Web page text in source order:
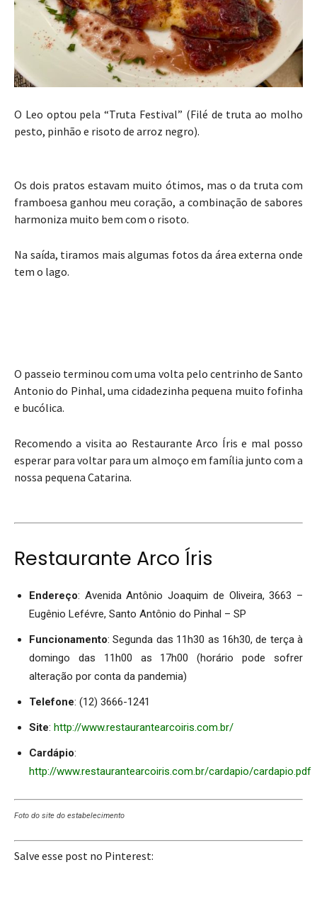
O Leo optou pela “Truta Festival” (Filé de truta ao molho
pesto, pinhão e risoto de arroz negro).
Os dois pratos estavam muito ótimos, mas o da truta com
framboesa ganhou meu coração, a combinação de sabores
harmoniza muito bem com o risoto.
Na saída, tiramos mais algumas fotos da área externa onde
tem o lago.
O passeio terminou com uma volta pelo centrinho de Santo
Antonio do Pinhal, uma cidadezinha pequena muito fofinha
e bucólica.
Recomendo a visita ao Restaurante Arco Íris e mal posso
esperar para voltar para um almoço em família junto com a
nossa pequena Catarina.
Restaurante Arco Íris
Endereço: Avenida Antônio Joaquim de Oliveira, 3663 –
Eugênio Lefévre, Santo Antônio do Pinhal – SP
Funcionamento: Segunda das 11h30 as 16h30, de terça à
domingo das 11h00 as 17h00 (horário pode sofrer
alteração por conta da pandemia)
Telefone: (12) 3666-1241
Site: http://www.restaurantearcoiris.com.br/
Cardápio:
http://www.restaurantearcoiris.com.br/cardapio/cardapio.pdf
Foto do site do estabelecimento
Salve esse post no Pinterest: